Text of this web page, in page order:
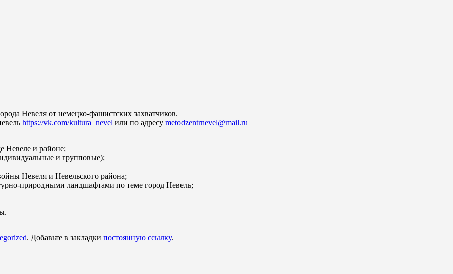
Невеля от немецко-фашистских захватчиков.
https://vk.com/kultura_nevel или по адресу metodzentrnevel@mail.ru
Невеле и районе;
и групповые);
Невеля и Невельского района;
природными ландшафтами по теме город Невель;
. Добавьте в закладки постоянную ссылку.